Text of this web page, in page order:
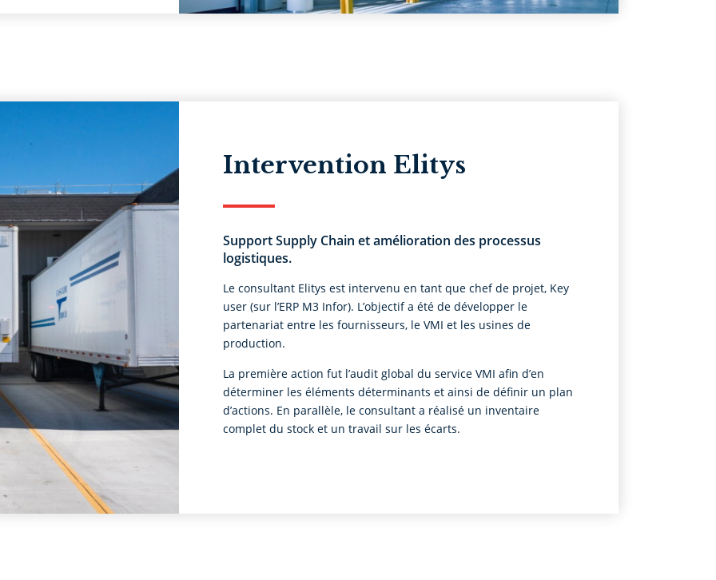
Intervention Elitys
Support Supply Chain et amélioration des processus
logistiques.
Le consultant Elitys est intervenu en tant que chef de projet, Key
user (sur l’ERP M3 Infor). L’objectif a été de développer le
partenariat entre les fournisseurs, le VMI et les usines de
production.
La première action fut l’audit global du service VMI afin d’en
déterminer les éléments déterminants et ainsi de définir un plan
d’actions. En parallèle, le consultant a réalisé un inventaire
complet du stock et un travail sur les écarts.